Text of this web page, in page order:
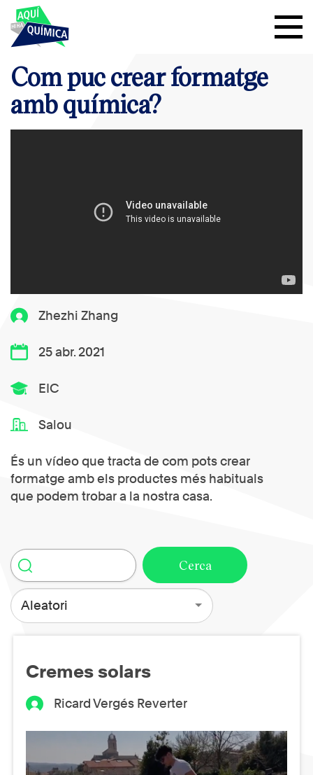
Zhezhi Zhang
25 abr. 2021
EIC
Salou
És un vídeo que tracta de com pots crear
formatge amb els productes més habituals
que podem trobar a la nostra casa.
Com puc crear formatge
amb química?
Aleatori
Cremes solars
Ricard Vergés Reverter